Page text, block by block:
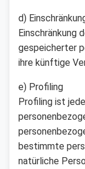
d)
Einschränkung
gespeicherter
ihre künftige
e) Profiling
Profiling ist
bestimmte
natürliche